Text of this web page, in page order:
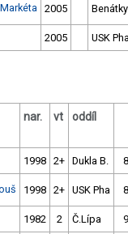
2005 Benátky
2005 USK
nar. vt oddíl
1998 2+ Dukla B.
1998 2+ USK Pha
1982 2 Č.Lípa